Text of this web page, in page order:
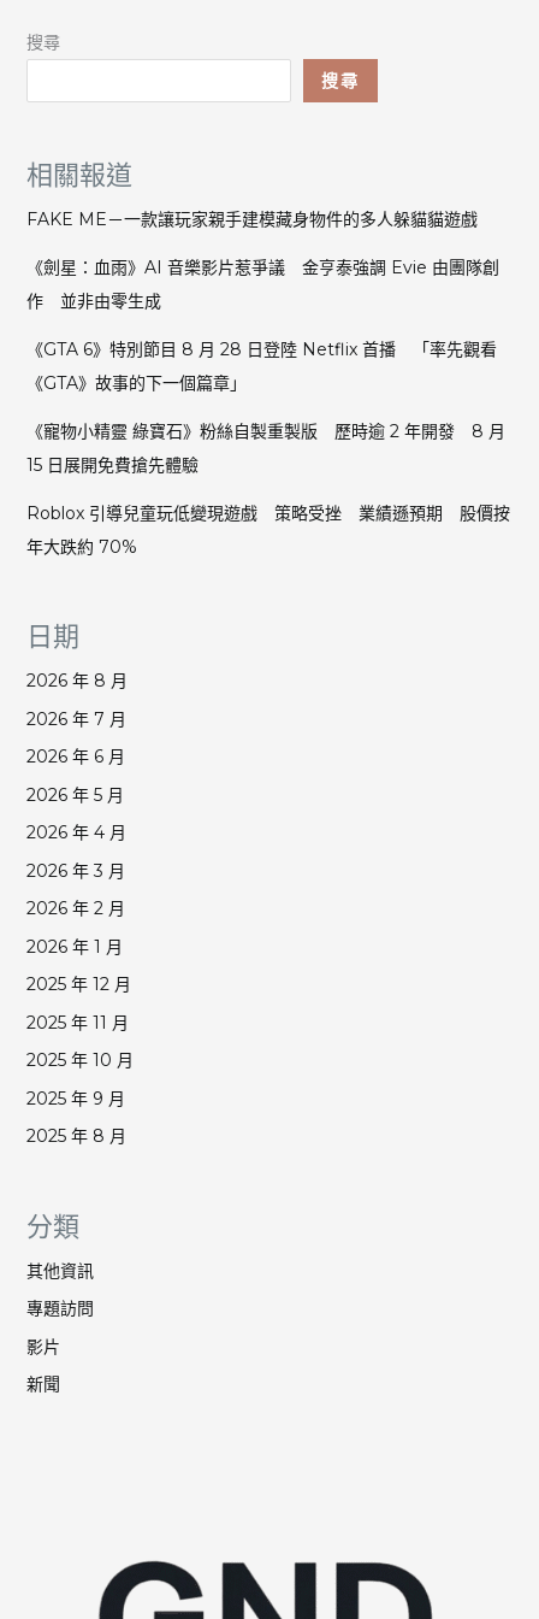
搜尋
搜尋
相關報道
FAKE ME－一款讓玩家親手建模藏身物件的多人躲貓貓遊戲
《劍星：血雨》AI 音樂影片惹爭議 金亨泰強調 Evie 由團隊創
作 並非由零生成
《GTA 6》特別節目 8 月 28 日登陸 Netflix 首播 「率先觀看
《GTA》故事的下一個篇章」
《寵物小精靈 綠寶石》粉絲自製重製版 歷時逾 2 年開發 8 月
15 日展開免費搶先體驗
Roblox 引導兒童玩低變現遊戲 策略受挫 業績遜預期 股價按
年大跌約 70%
日期
2026 年 8 月
2026 年 7 月
2026 年 6 月
2026 年 5 月
2026 年 4 月
2026 年 3 月
2026 年 2 月
2026 年 1 月
2025 年 12 月
2025 年 11 月
2025 年 10 月
2025 年 9 月
2025 年 8 月
分類
其他資訊
專題訪問
影片
新聞